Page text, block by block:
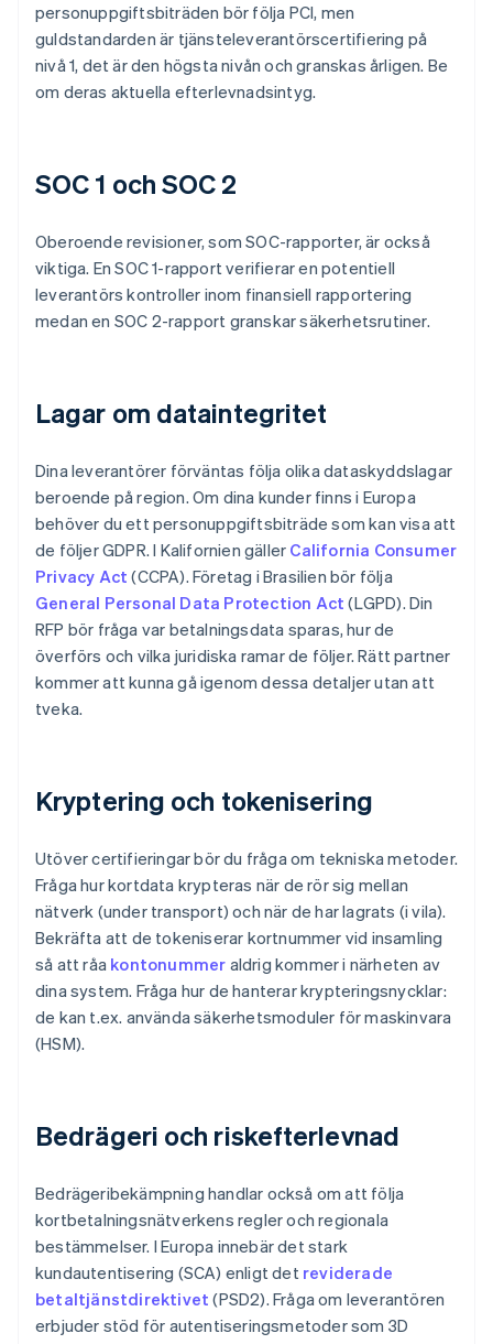
personuppgiftsbiträden bör följa PCI, men
guldstandarden är tjänsteleverantörscertifiering på
nivå 1, det är den högsta nivån och granskas årligen. Be
om deras aktuella efterlevnadsintyg.
SOC 1 och SOC 2
Oberoende revisioner, som SOC-rapporter, är också
viktiga. En SOC 1-rapport verifierar en potentiell
leverantörs kontroller inom finansiell rapportering
medan en SOC 2-rapport granskar säkerhetsrutiner.
Lagar om dataintegritet
Dina leverantörer förväntas följa olika dataskyddslagar
beroende på region. Om dina kunder finns i Europa
behöver du ett personuppgiftsbiträde som kan visa att
de följer GDPR. I Kalifornien gäller California Consumer
Privacy Act (CCPA). Företag i Brasilien bör följa
General Personal Data Protection Act (LGPD). Din
RFP bör fråga var betalningsdata sparas, hur de
överförs och vilka juridiska ramar de följer. Rätt partner
kommer att kunna gå igenom dessa detaljer utan att
tveka.
Kryptering och tokenisering
Utöver certifieringar bör du fråga om tekniska metoder.
Fråga hur kortdata krypteras när de rör sig mellan
nätverk (under transport) och när de har lagrats (i vila).
Bekräfta att de tokeniserar kortnummer vid insamling
så att råa kontonummer aldrig kommer i närheten av
dina system. Fråga hur de hanterar krypteringsnycklar:
de kan t.ex. använda säkerhetsmoduler för maskinvara
(HSM).
Bedrägeri och riskefterlevnad
Bedrägeribekämpning handlar också om att följa
kortbetalningsnätverkens regler och regionala
bestämmelser. I Europa innebär det stark
kundautentisering (SCA) enligt det reviderade
betaltjänstdirektivet (PSD2). Fråga om leverantören
erbjuder stöd för autentiseringsmetoder som 3D